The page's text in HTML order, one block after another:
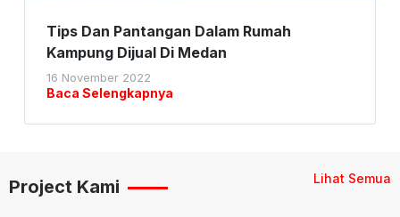
Tips Dan Pantangan Dalam Rumah
Kampung Dijual Di Medan
16 November 2022
Baca Selengkapnya
Project Kami Lihat Semua